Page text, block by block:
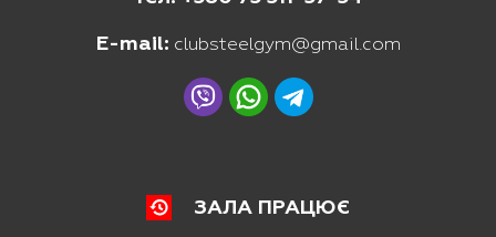
E-mail: clubsteelgym@gmail.com
ЗАЛА ПРАЦЮЄ